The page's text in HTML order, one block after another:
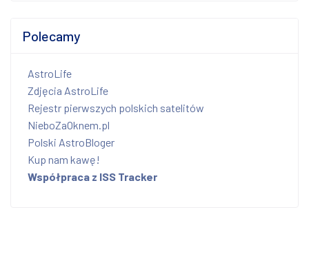
Polecamy
AstroLife
Zdjęcia AstroLife
Rejestr pierwszych polskich satelitów
NieboZaOknem.pl
Polski AstroBloger
Kup nam kawę!
Współpraca z ISS Tracker